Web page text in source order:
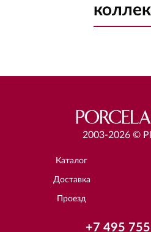
2003-2026 ©
Каталог
Доставка
Проезд
+7 495